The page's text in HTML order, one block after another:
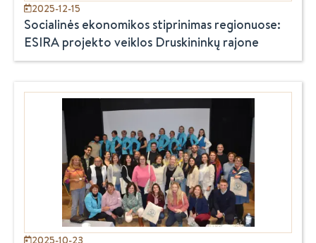
2025-12-15
Socialinės ekonomikos stiprinimas regionuose:
ESIRA projekto veiklos Druskininkų rajone
2025-10-23